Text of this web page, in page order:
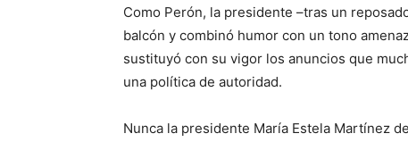
Como Perón, la presidente –tras un
balcón y combinó humor con un tono
sustituyó con su vigor los anuncios que
una política de autoridad.
Nunca la presidente María Estela Martínez